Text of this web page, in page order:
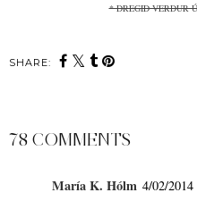
* DREGIÐ VERÐUR
SHARE:
78 COMMENTS
María K. Hólm 4/02/